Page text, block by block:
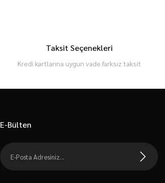
Taksit Seçenekleri
Kredi kartlarına uygun vade farksız taksit
E-Bülten